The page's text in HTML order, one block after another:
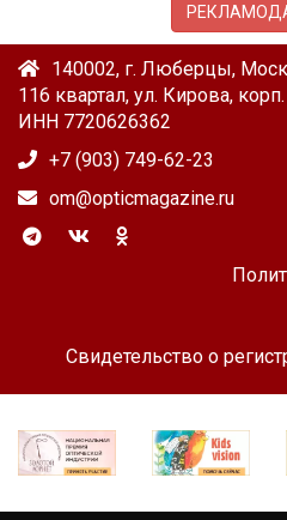
140002, г. Люберцы,
116 квартал, ул. Кирова,
ИНН 7720626362
+7 (903) 749-62-23
om@opticmagazine.ru
Свидетельство о